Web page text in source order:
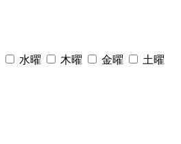
水曜 木曜 金曜 土曜